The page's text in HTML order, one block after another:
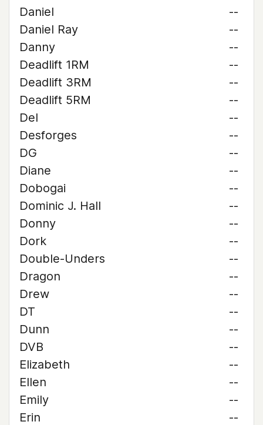
Daniel
--
Daniel Ray
--
Danny
--
Deadlift 1RM
--
Deadlift 3RM
--
Deadlift 5RM
--
Del
--
Desforges
--
DG
--
Diane
--
Dobogai
--
Dominic J. Hall
--
Donny
--
Dork
--
Double-Unders
--
Dragon
--
Drew
--
DT
--
Dunn
--
DVB
--
Elizabeth
--
Ellen
--
Emily
--
Erin
--